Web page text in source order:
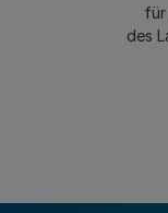
für
des